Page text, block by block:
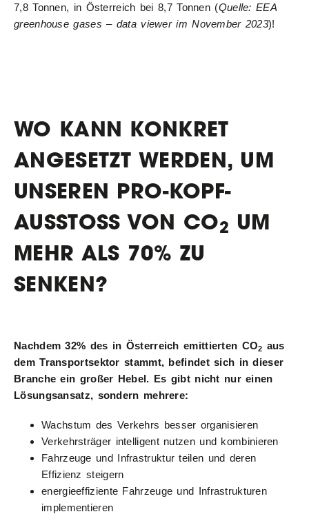
7,8 Tonnen, in Österreich bei 8,7 Tonnen (Quelle: EEA
greenhouse gases – data viewer im November 2023)!
WO KANN KONKRET
ANGESETZT WERDEN, UM
UNSEREN PRO-KOPF-
AUSSTOSS VON CO
2 UM
MEHR ALS 70% ZU
SENKEN?
Nachdem32% des in Österreich emittierten CO2 aus
dem Transportsektor stammt, befindet sich in dieser
Branche ein großer Hebel. Es gibt nicht nur einen
Lösungsansatz, sondern mehrere:
Wachstum des Verkehrs besser organisieren
Verkehrsträger intelligent nutzen und kombinieren
Fahrzeuge und Infrastruktur teilen und deren
Effizienz steigern
energieeffiziente Fahrzeuge und Infrastrukturen
implementieren